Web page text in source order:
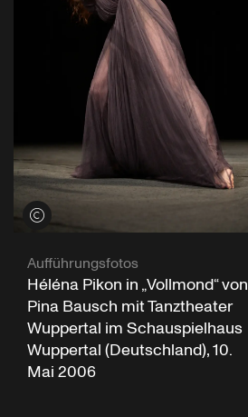
Credits öffnen
Aufführungsfotos
Héléna Pikon in „Vollmond“ von
Pina Bausch mit Tanztheater
Wuppertal im Schauspielhaus
Wuppertal (Deutschland), 10.
Mai 2006